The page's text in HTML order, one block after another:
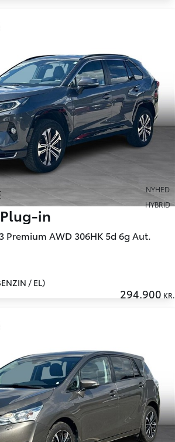
NYHED
HYBRID
in
Premium AWD 306HK 5d 6g Aut.
/ EL)
294.900 KR.